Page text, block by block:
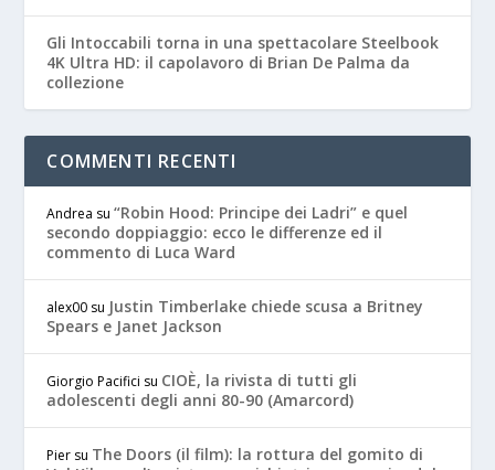
Gli Intoccabili torna in una spettacolare Steelbook
4K Ultra HD: il capolavoro di Brian De Palma da
collezione
COMMENTI RECENTI
Andrea su“Robin Hood: Principe dei Ladri” e quel
secondo doppiaggio: ecco le differenze ed il
commento di Luca Ward
alex00 su Justin Timberlake chiede scusa a Britney
Spears e Janet Jackson
Giorgio Pacifici su CIOÈ, la rivista di tutti gli
adolescenti degli anni 80-90 (Amarcord)
Pier su The Doors (il film): la rottura del gomito di